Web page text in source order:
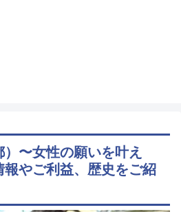
〜女性の願いを叶え
報やご利益、歴史をご紹